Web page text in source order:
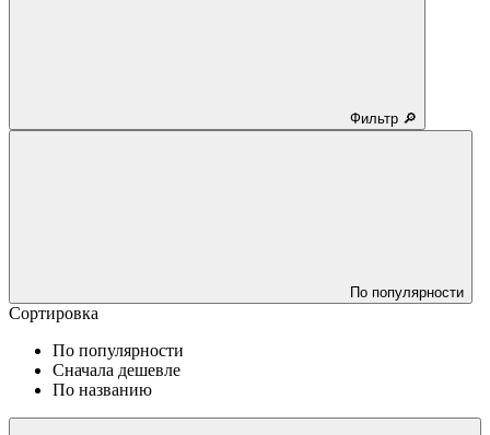
Фильтр 🔎
По популярности
Сортировка
По популярности
Сначала дешевле
По названию